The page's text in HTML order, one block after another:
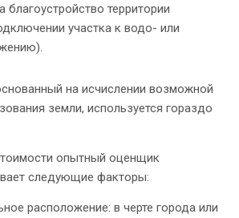
благоустройство территории
участка к водо- или
на исчислении возможной
земли, используется гораздо
опытный оценщик
следующие факторы:
расположение: в черте города или